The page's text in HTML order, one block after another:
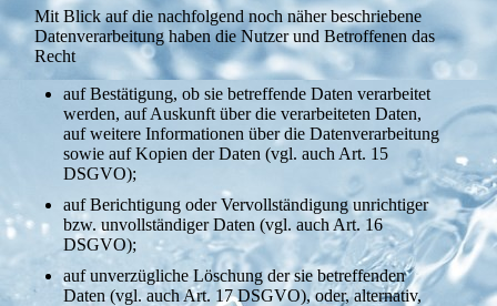
Mit Blick auf die nachfolgend noch näher beschriebene
Datenverarbeitung haben die Nutzer und Betroffenen das
Recht
auf Bestätigung, ob sie betreffende Daten verarbeitet
werden, auf Auskunft über die verarbeiteten Daten,
auf weitere Informationen über die Datenverarbeitung
sowie auf Kopien der Daten (vgl. auch Art. 15
DSGVO);
auf Berichtigung oder Vervollständigung unrichtiger
bzw. unvollständiger Daten (vgl. auch Art. 16
DSGVO);
auf unverzügliche Löschung der sie betreffenden
Daten (vgl. auch Art. 17 DSGVO), oder, alternativ,